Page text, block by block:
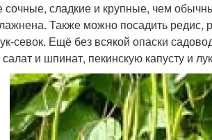
сладкие и крупные, чем
Также можно посадить
севок. Ещё без всякой опаски
и шпинат, пекинскую капусту и